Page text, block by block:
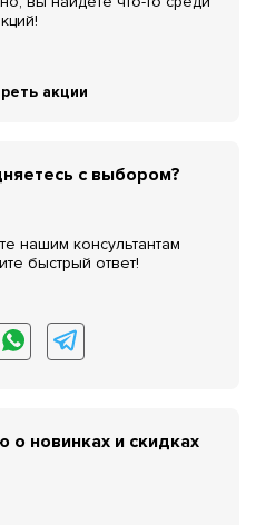
акции
с выбором?
нашим консультантам
быстрый ответ!
новинках и скидках